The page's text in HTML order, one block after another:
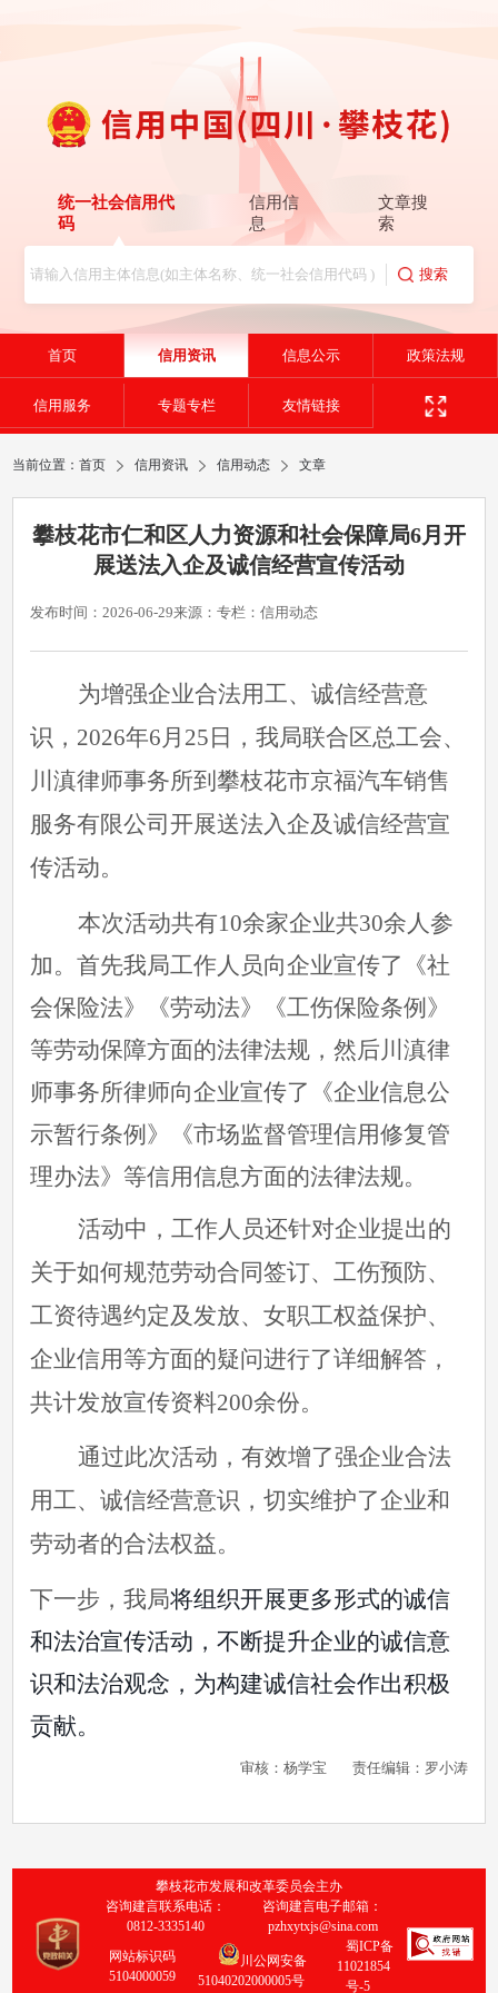
统一社会信用代
码
信用信
息
文章搜
索
首页 信用资讯 信息公示 政策法规
信用服务 专题专栏 友情链接
当前位置：首页 信用资讯 信用动态 文章
攀枝花市仁和区人力资源和社会保障局6月开
展送法入企及诚信经营宣传活动
发布时间：2026-06-29来源：专栏：信用动态
为增强企业合法用工、诚信经营意
识， 2026年6月25日，我局联合区总工会、
川滇律师事务所到攀枝花市京福汽车销售
服务有限公司开展送法入企及诚信经营宣
传活动。
本次活动共有10余家企业共30余人参
加。首先我局工作人员向企业宣传了《社
会保险法》《劳动法》《工伤保险条例》
等劳动保障方面的法律法规，然后川滇律
师事务所律师向企业宣传了《企业信息公
示暂行条例》《市场监督管理信用修复管
理办法》等信用信息方面的法律法规。
活动中，工作人员还针对企业提出的
关于如何规范劳动合同签订、工伤预防、
工资待遇约定及发放、女职工权益保护、
企业信用等方面的疑问进行了详细解答，
共计发放宣传资料200余份。
通过此次活动，有效增了强企业合法
用工、诚信经营意识，切实维护了企业和
劳动者的合法权益。
下一步，我局将组织开展更多形式的诚信
和法治宣传活动，不断提升企业的诚信意
识和法治观念，为构建诚信社会作出积极
贡献。
审核：杨学宝 责任编辑：罗小涛
攀枝花市发展和改革委员会主办
咨询建言联系电话：
0812-3335140
咨询建言电子邮箱：
pzhxytxjs@sina.com
网站标识码
5104000059
川公网安备
51040202000005号
蜀ICP备
11021854
号-5